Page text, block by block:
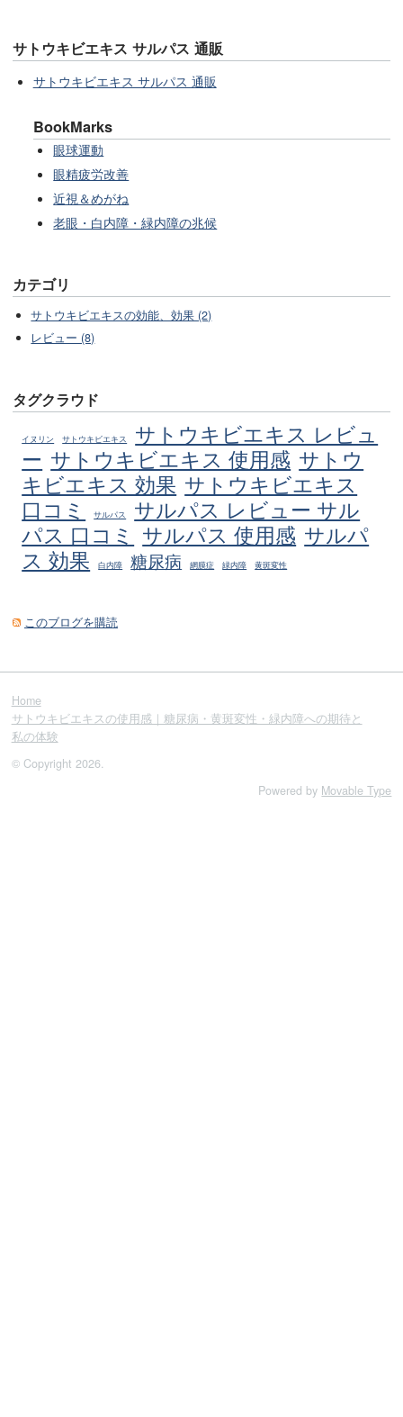
サトウキビエキス サルパス 通販
サトウキビエキス サルパス 通販
BookMarks
眼球運動
眼精疲労改善
近視＆めがね
老眼・白内障・緑内障の兆候
カテゴリ
サトウキビエキスの効能、効果 (2)
レビュー (8)
タグクラウド
イヌリン サトウキビエキス
サトウキビエキス レビュ
ー サトウキビエキス 使用感 サトウ
キビエキス 効果 サトウキビエキス
口コミ
サルパス
サルパス レビュー サル
パス 口コミ サルパス 使用感 サルパ
ス 効果
白内障 糖尿病 網膜症 緑内障 黄斑変性
このブログを購読
Home
サトウキビエキスの使用感｜糖尿病・黄斑変性・緑内障への期待と
私の体験
© Copyright 2026.
Powered by Movable Type